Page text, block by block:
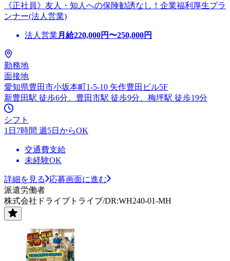
《正社員》友人・知人への保険勧誘なし！企業福利厚生プラ
ンナー(法人営業)
法人営業 月給220,000円〜250,000円
勤務地
面接地
愛知県豊田市小坂本町1-5-10 矢作豊田ビル5F
新豊田駅 徒歩6分、豊田市駅 徒歩9分、梅坪駅 徒歩19分
シフト
1日7時間 週5日からOK
交通費支給
未経験OK
詳細を見る
応募画面に進む
派遣労働者
株式会社ドライブトライブ/DR:WH240-01-MH